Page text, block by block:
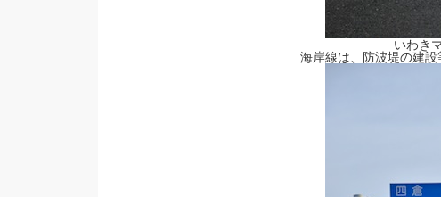
いわき
海岸線は、防波堤の建設